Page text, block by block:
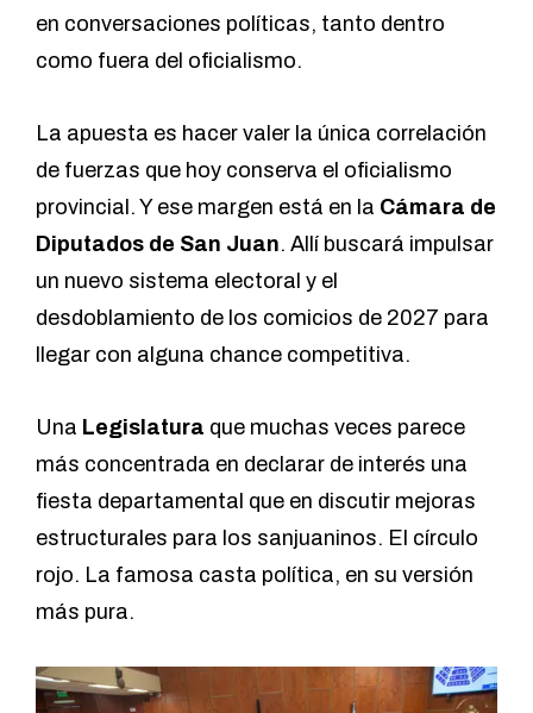
en conversaciones políticas, tanto dentro
como fuera del oficialismo.
La apuesta es hacer valer la única correlación
de fuerzas que hoy conserva el oficialismo
provincial. Y ese margen está en la Cámara de
Diputados de San Juan. Allí buscará impulsar
un nuevo sistema electoral y el
desdoblamiento de los comicios de 2027 para
llegar con alguna chance competitiva.
Una Legislatura que muchas veces parece
más concentrada en declarar de interés una
fiesta departamental que en discutir mejoras
estructurales para los sanjuaninos. El círculo
rojo. La famosa casta política, en su versión
más pura.